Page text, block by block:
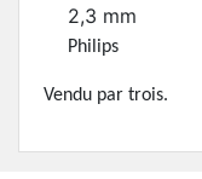
2,3 mm
Philips
Vendu par trois.